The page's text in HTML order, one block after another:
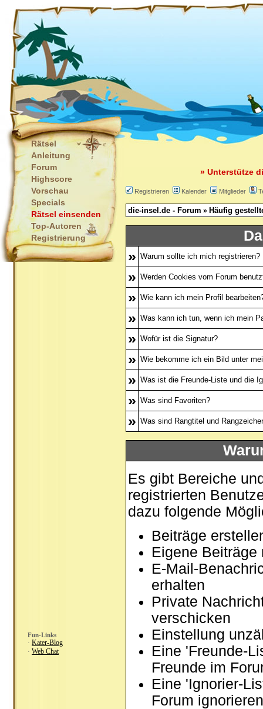
Rätsel
Anleitung
Forum
Highscore
Vorschau
Specials
Rätsel einsenden
Top-Autoren
Registrierung
Fun-Links
· Kater-Blog
· Web Chat
» Unterstütze
Registrieren Kalender Mitglieder
die-insel.de - Forum » Häufig
» Warum sollte ich mich registrieren?
» Werden Cookies vom Forum
» Wie kann ich mein Profil
» Was kann ich tun, wenn ich mein
» Wofür ist die Signatur?
» Wie bekomme ich ein Bild unter
» Was ist die Freunde-Liste und die
» Was sind Favoriten?
» Was sind Rangtitel und
Es gibt Bereiche
registrierten
dazu folgende
Beiträge
Eigene
E-Mail-
erhalten
Private
verschicken
Einstellung
Eine 'Freunde-
Freunde im
Eine 'Ignorier-
Forum